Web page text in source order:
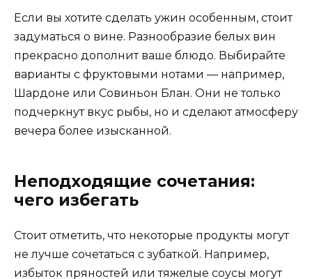
Если вы хотите сделать ужин особенным, стоит
задуматься о вине. Разнообразие белых вин
прекрасно дополнит ваше блюдо. Выбирайте
варианты с фруктовыми нотами — например,
Шардоне или Совиньон Блан. Они не только
подчеркнут вкус рыбы, но и сделают атмосферу
вечера более изысканной.
Неподходящие сочетания:
чего избегать
Стоит отметить, что некоторые продукты могут
не лучше сочетаться с зубаткой. Например,
избыток пряностей или тяжелые соусы могут